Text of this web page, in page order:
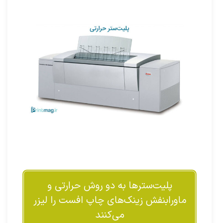
پلیت‌سترها به دو روش حرارتی و
ماورابنفش زینک‌های چاپ افست را لیزر
می‌کنند